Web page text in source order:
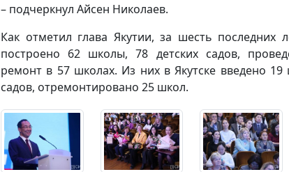
– подчеркнул Айсен Николаев.
Как отметил глава Якутии, за шесть последних
построено 62 школы, 78 детских садов,
ремонт в 57 школах. Из них в Якутске введено 19
садов, отремонтировано 25 школ.